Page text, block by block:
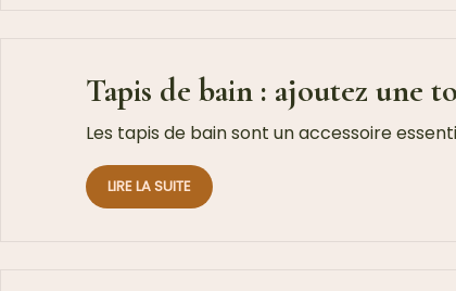
Tapis de bain : ajoutez une
Les tapis de bain sont un accessoire
LIRE LA SUITE